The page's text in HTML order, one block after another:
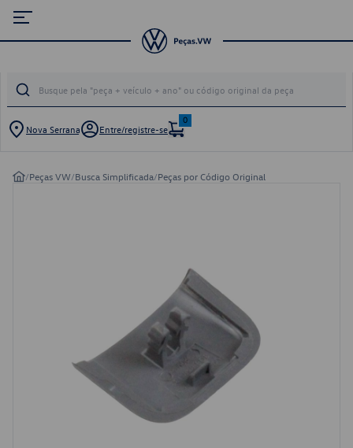
Nova Serrana Entre/registre-se
0
/Peças VW/Busca Simplificada/Peças por Código Original